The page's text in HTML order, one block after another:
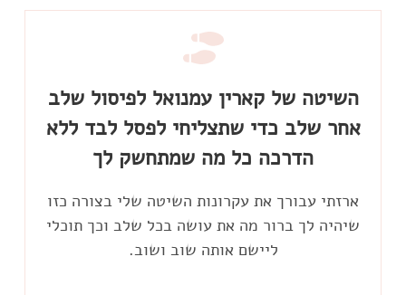
השיטה של קארין עמנואל לפיסול שלב
אחר שלב כדי שתצליחי לפסל לבד ללא
הדרכה כל מה שמתחשק לך
ארזתי עבורך את עקרונות השיטה שלי בצורה כזו
שיהיה לך ברור מה את עושה בכל שלב וכך תוכלי
ליישם אותה שוב ושוב.